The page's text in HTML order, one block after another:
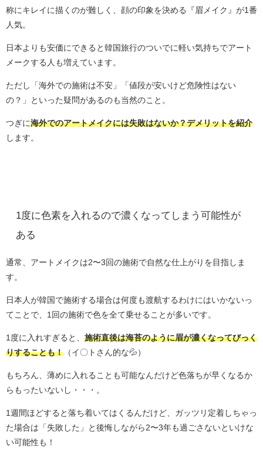
称にキレイに描くのが難しく、顔の印象を決める『眉メイク』が1番
人気。
日本よりも安価にできると韓国旅行のついでに軽い気持ちでアート
メークする人も増えています。
ただし「海外での施術は不安」「値段が安いけど危険性はない
の？」といった疑問があるのも当然のこと。
つぎに海外でのアートメイクには失敗はないか？デメリットを紹介
します。
1度に色素を入れるので濃くなってしまう可能性が
ある
通常、アートメイクは2〜3回の施術で自然な仕上がりを目指しま
す。
日本人が韓国で施術する場合は何度も渡航するわけにはいかないっ
てことで、1回の施術で色を全て乗せることが多いです。
1度に入れすぎると、 施術直後は海苔のように眉が濃くなってびっく
りすることも！ （イ〇トさん的な💦）
もちろん、薄めに入れることも可能なんだけど色落ちが早くなるか
らもったいないし・・・。
1週間ほどすると落ち着いてはくるんだけど、ガッツリ定着しちゃっ
た場合は「失敗した」と後悔しながら2〜3年も過ごさないといけな
い可能性も！